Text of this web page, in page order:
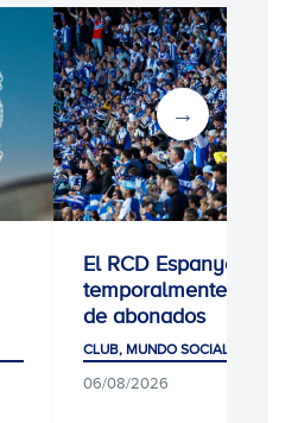
El RCD Espanyol
temporalmente las
de abonados
CLUB, MUNDO SOCIAL Y
06/08/2026